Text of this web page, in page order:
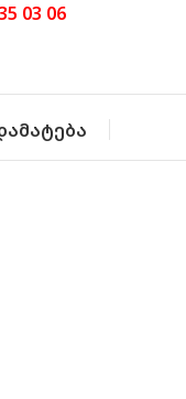
03 06